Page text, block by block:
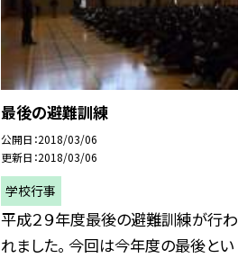
最後の避難訓練
公開日 2018/03/06
更新日 2018/03/06
学校行事
平成２９年度最後の避難訓練が行わ
れました。 今回は今年度の最後とい